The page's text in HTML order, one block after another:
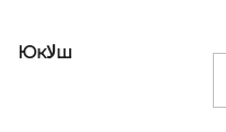
Юкلاш